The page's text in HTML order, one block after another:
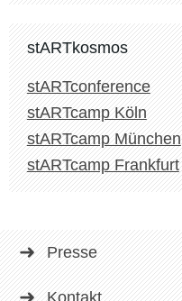
stARTkosmos
stARTconference
stARTcamp Köln
stARTcamp München
stARTcamp Frankfurt
Presse